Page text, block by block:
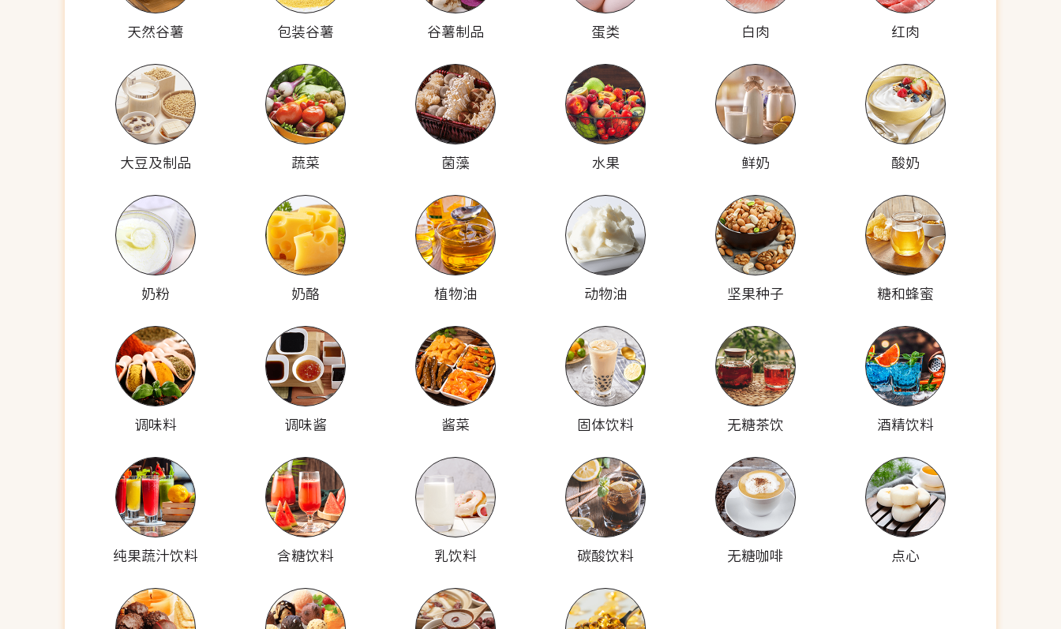
天然谷薯 包装谷薯 谷薯制品 蛋类 白肉 红肉
大豆及制品 蔬菜 菌藻 水果 鲜奶 酸奶
奶粉 奶酪 植物油 动物油 坚果种子 糖和蜂蜜
调味料 调味酱 酱菜 固体饮料 无糖茶饮 酒精饮料
纯果蔬汁饮料 含糖饮料 乳饮料 碳酸饮料 无糖咖啡 点心